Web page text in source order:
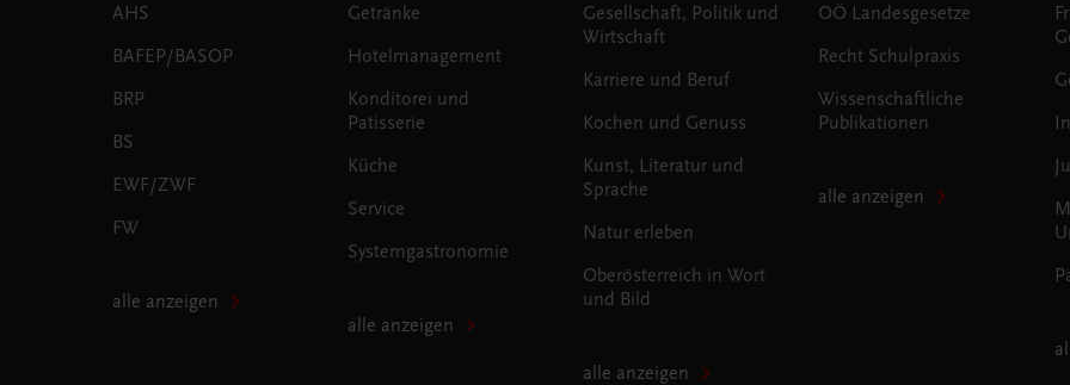
AHS
BAFEP/BASOP
BRP
BS
EWF/ZWF
FW
alle anzeigen
Getränke
Hotelmanagement
Konditorei und
Patisserie
Küche
Service
Systemgastronomie
alle anzeigen
Gesellschaft, Politik und
Wirtschaft
Karriere und Beruf
Kochen und Genuss
Kunst, Literatur und
Sprache
Natur erleben
Oberösterreich in Wort
und Bild
alle anzeigen
OÖ Landesgesetze
Recht Schulpraxis
Wissenschaftliche
Publikationen
alle anzeigen